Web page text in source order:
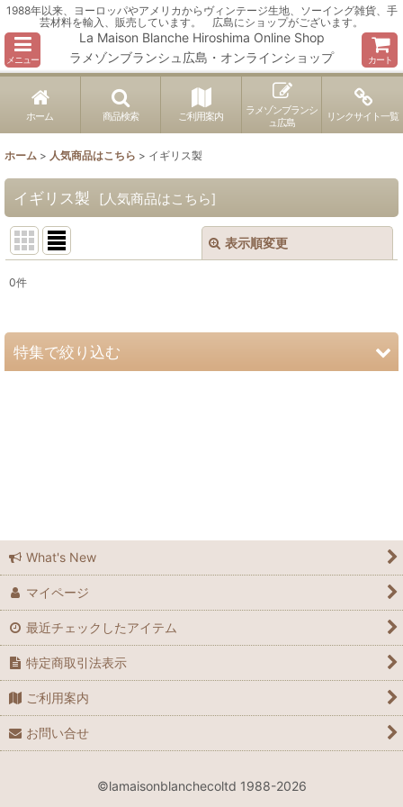
1988年以来、ヨーロッパやアメリカからヴィンテージ生地、ソーイング雑貨、手
芸材料を輸入、販売しています。 広島にショップがございます。
メニュー
La Maison Blanche Hiroshima Online Shop
ラメゾンブランシュ広島・オンラインショップ
カート
ホーム 商品検索 ご利用案内
ラメゾンブランシ
ュ広島
リンクサイト一覧
ホーム > 人気商品はこちら > イギリス製
イギリス製 [人気商品はこちら]
表示順変更
並び順 :
0件
特集で絞り込む
Elizabeth Bradley
Grandma Moses
Laura Ashley
Waverly
many
What's New
マイページ
最近チェックしたアイテム
特定商取引法表示
ご利用案内
お問い合せ
©lamaisonblanchecoltd 1988-2026